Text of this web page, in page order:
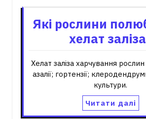
Які рослини
хелат
Хелат заліза харчування рослин
азалії; гортензії;
культури.
Читати далі